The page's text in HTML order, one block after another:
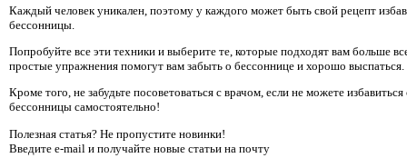
Каждый человек уникален, поэтому у каждого может быть свой рецепт
бессонницы.
Попробуйте все эти техники и выберите те, которые подходят вам больше
простые упражнения помогут вам забыть о бессоннице и хорошо выспаться.
Кроме того, не забудьте посоветоваться с врачом, если не можете избавиться
бессонницы самостоятельно!
Полезная статья? Не пропустите новинки!
Введите e-mail и получайте новые статьи на почту